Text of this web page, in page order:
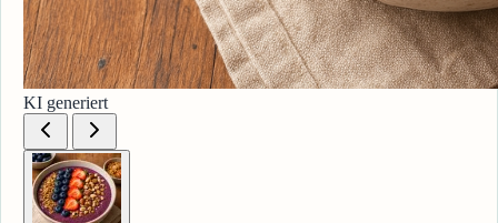
KI generiert